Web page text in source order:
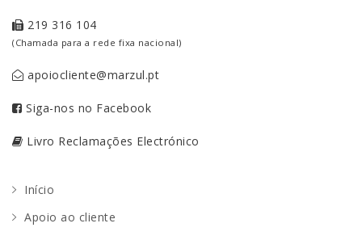
219 316 104
(Chamada para a rede fixa nacional)
apoiocliente@marzul.pt
Siga-nos no Facebook
Livro Reclamações Electrónico
Início
Apoio ao cliente